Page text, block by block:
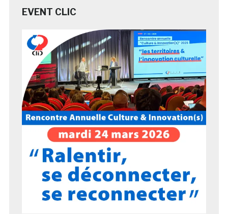
EVENT CLIC